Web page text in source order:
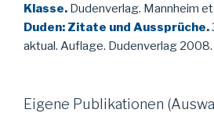
Klasse. Dudenverlag. Mannheim
Duden: Zitate und Aussprüche.
aktual. Auflage. Dudenverlag 2008.
Eigene Publikationen